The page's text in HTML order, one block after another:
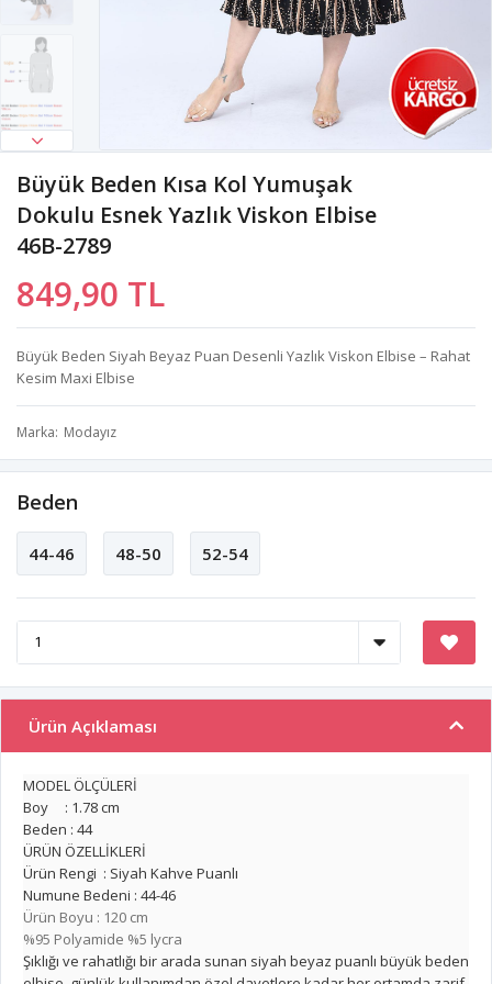
Büyük Beden Kısa Kol Yumuşak
Dokulu Esnek Yazlık Viskon Elbise
46B-2789
849,90 TL
Büyük Beden Siyah Beyaz Puan Desenli Yazlık Viskon Elbise – Rahat
Kesim Maxi Elbise
Marka Modayız
Beden
44-46 48-50 52-54
Ürün Açıklaması
MODEL ÖLÇÜLERİ
Boy : 1.78 cm
Beden : 44
ÜRÜN ÖZELLİKLERİ
Ürün Rengi : Siyah Kahve Puanlı
Numune Bedeni : 44-46
Ürün Boyu : 120 cm
%95 Polyamide %5 lycra
Şıklığı ve rahatlığı bir arada sunan siyah beyaz puanlı büyük beden